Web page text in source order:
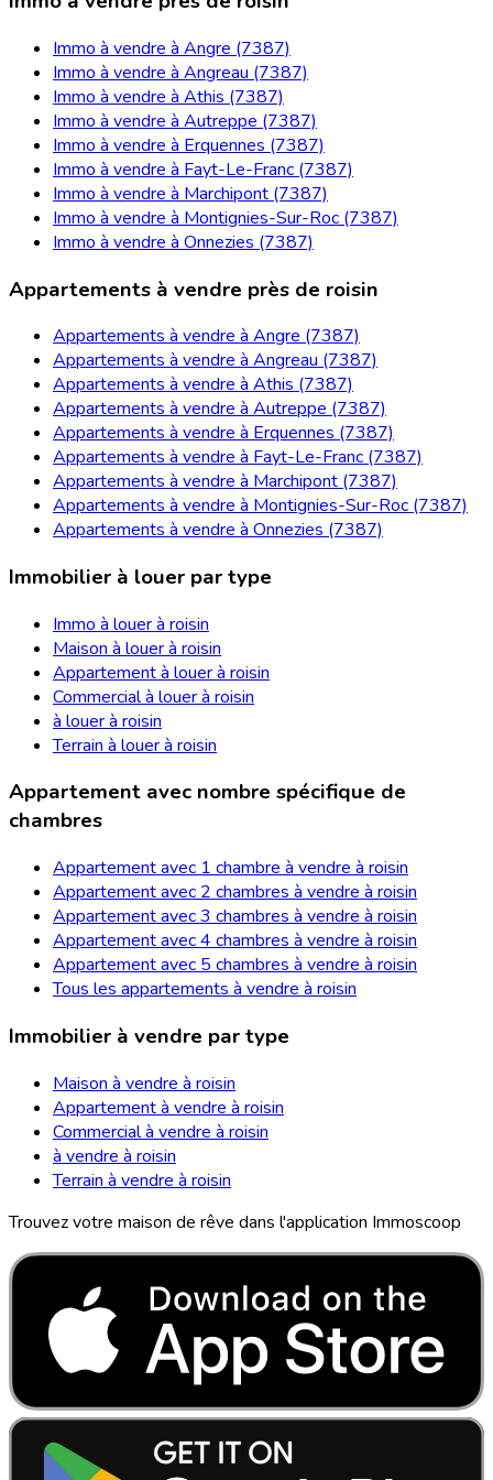
Immo à vendre à Angre (7387)
Immo à vendre à Angreau (7387)
Immo à vendre à Athis (7387)
Immo à vendre à Autreppe (7387)
Immo à vendre à Erquennes (7387)
Immo à vendre à Fayt-Le-Franc (7387)
Immo à vendre à Marchipont (7387)
Immo à vendre à Montignies-Sur-Roc (7387)
Immo à vendre à Onnezies (7387)
Appartements à vendre près de roisin
Appartements à vendre à Angre (7387)
Appartements à vendre à Angreau (7387)
Appartements à vendre à Athis (7387)
Appartements à vendre à Autreppe (7387)
Appartements à vendre à Erquennes (7387)
Appartements à vendre à Fayt-Le-Franc (7387)
Appartements à vendre à Marchipont (7387)
Appartements à vendre à Montignies-Sur-Roc (7387)
Appartements à vendre à Onnezies (7387)
Immobilier à louer par type
Immo à louer à roisin
Maison à louer à roisin
Appartement à louer à roisin
Commercial à louer à roisin
à louer à roisin
Terrain à louer à roisin
Appartement avec nombre spécifique de
chambres
Appartement avec 1 chambre à vendre à roisin
Appartement avec 2 chambres à vendre à roisin
Appartement avec 3 chambres à vendre à roisin
Appartement avec 4 chambres à vendre à roisin
Appartement avec 5 chambres à vendre à roisin
Tous les appartements à vendre à roisin
Immobilier à vendre par type
Maison à vendre à roisin
Appartement à vendre à roisin
Commercial à vendre à roisin
à vendre à roisin
Terrain à vendre à roisin
Trouvez votre maison de rêve dans l'application Immoscoop